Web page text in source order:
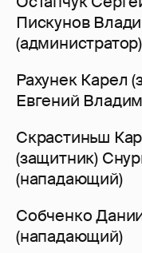
Пискунов
(администратор)
Рахунек Карел
Евгений
Скрастиньш
(защитник)
(нападающий)
Собченко
(нападающий)